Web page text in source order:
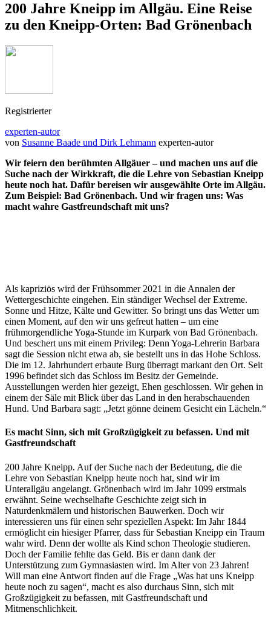
200 Jahre Kneipp im Allgäu. Eine Reise
zu den Kneipp-Orten: Bad Grönenbach
Registrierter
experten-autor
von Susanne Baade und Dirk Lehmann experten-autor
Wir feiern den berühmten Allgäuer – und machen uns auf die
Suche nach der Wirkkraft, die die Lehre von Sebastian Kneipp
heute noch hat. Dafür bereisen wir ausgewählte Orte im Allgäu.
Zum Beispiel: Bad Grönenbach. Und wir fragen uns: Was
macht wahre Gastfreundschaft mit uns?
Als kapriziös wird der Frühsommer 2021 in die Annalen der
Wettergeschichte eingehen. Ein ständiger Wechsel der Extreme.
Sonne und Hitze, Kälte und Gewitter. So bringt uns das Wetter um
einen Moment, auf den wir uns gefreut hatten – um eine
frühmorgendliche Yoga-Stunde im Kurpark von Bad Grönenbach.
Und beschert uns mit einem Privileg: Denn Yoga-Lehrerin Barbara
sagt die Session nicht etwa ab, sie bestellt uns in das Hohe Schloss.
Die im 12. Jahrhundert erbaute Burg überragt markant den Ort. Seit
1996 befindet sich das Schloss im Besitz der Gemeinde.
Ausstellungen werden hier gezeigt, Ehen geschlossen. Wir gehen in
einem der Säle mit Blick über das Land in den herabschauenden
Hund. Und Barbara sagt: „Jetzt gönne deinem Gesicht ein Lächeln.“
Es macht Sinn, sich mit Großzügigkeit zu befassen. Und mit
Gastfreundschaft
200 Jahre Kneipp. Auf der Suche nach der Bedeutung, die die
Lehre von Sebastian Kneipp heute noch hat, sind wir im
Unterallgäu angelangt. Grönenbach wird im Jahr 1099 erstmals
erwähnt. Seine wechselhafte Geschichte zeigt sich in
Naturdenkmälern und historischen Bauwerken. Doch wir
interessieren uns für einen sehr speziellen Aspekt: Im Jahr 1844
ermöglicht ein hiesiger Pfarrer, dass für Sebastian Kneipp ein Traum
wahr wird. Denn der wollte als Kind schon Theologie studieren.
Doch der Familie fehlte das Geld. Bis er dann dank der
Unterstützung zum Gymnasiasten wird. Im Alter von 23 Jahren!
Will man eine Antwort finden auf die Frage „Was hat uns Kneipp
heute noch zu sagen“, macht es also durchaus Sinn, sich mit
Großzügigkeit zu befassen, mit Gastfreundschaft und
Mitmenschlichkeit.